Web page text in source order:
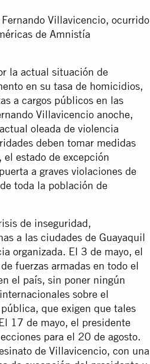
Villavicencio, ocurrido
de Amnistía
la actual situación de
en su tasa de homicidios,
a cargos públicos en las
Villavicencio anoche,
oleada de violencia
deben tomar medidas
estado de excepción
a graves violaciones de
toda la población de
de inseguridad,
a las ciudades de Guayaquil
organizada. El 3 de mayo, el
fuerzas armadas en todo el
el país, sin poner ningún
sobre el
que exigen que tales
17 de mayo, el presidente
para el 20 de agosto.
de Villavicencio, con una